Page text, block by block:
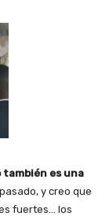
también es una
y creo que
fuertes… los